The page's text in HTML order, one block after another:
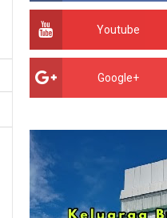
Youtube
Google+